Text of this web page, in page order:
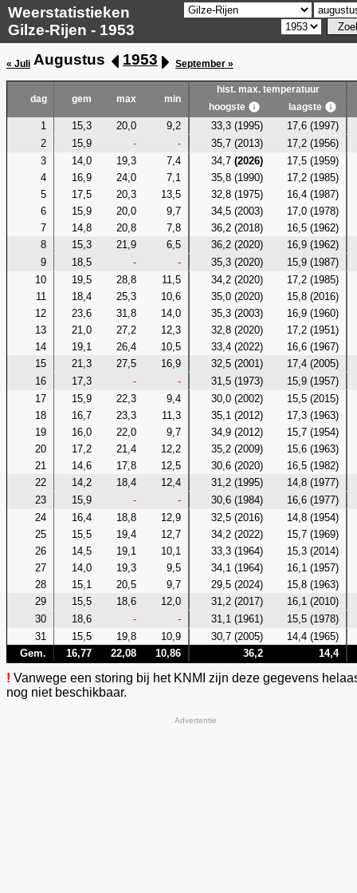
Weerstatistieken
Gilze-Rijen - 1953
« Juli Augustus 1953 September »
dag gem max min
hist. max. temperatuur
hoogste
laagste
1 15,3 20,0 9,2 33,3 (1995)
17,6 (1997)
2
15,9 - - 35,7 (2013)
17,2 (1956)
3
14,0 19,3 7,4 34,7(2026)
17,5 (1959)
4
16,9 24,0 7,1 35,8 (1990)
17,2 (1985)
5
17,5 20,3 13,5 32,8 (1975)
16,4 (1987)
6
15,9 20,0 9,7 34,5 (2003)
17,0 (1978)
7
14,8 20,8 7,8 36,2 (2018)
16,5 (1962)
8
15,3 21,9 6,5 36,2 (2020)
16,9 (1962)
9
18,5 - - 35,3 (2020)
15,9 (1987)
10
19,5 28,8 11,5 34,2 (2020)
17,2 (1985)
11
18,4 25,3 10,6 35,0 (2020)
15,8 (2016)
12
23,6 31,8 14,0 35,3 (2003)
16,9 (1960)
13
21,0 27,2 12,3 32,8 (2020)
17,2 (1951)
14
19,1 26,4 10,5 33,4 (2022)
16,6 (1967)
15
21,3 27,5 16,9 32,5 (2001)
17,4 (2005)
16
17,3 - - 31,5 (1973)
15,9 (1957)
17
15,9 22,3 9,4 30,0 (2002)
15,5 (2015)
18
16,7 23,3 11,3 35,1 (2012)
17,3 (1963)
19
16,0 22,0 9,7 34,9 (2012)
15,7 (1954)
20
17,2 21,4 12,2 35,2 (2009)
15,6 (1963)
21
14,6 17,8 12,5 30,6 (2020)
16,5 (1982)
22
14,2 18,4 12,4 31,2 (1995)
14,8 (1977)
23
15,9 - - 30,6 (1984)
16,6 (1977)
24
16,4 18,8 12,9 32,5 (2016)
14,8 (1954)
25
15,5 19,4 12,7 34,2 (2022)
15,7 (1969)
26
14,5 19,1 10,1 33,3 (1964)
15,3 (2014)
27
14,0 19,3 9,5 34,1 (1964)
16,1 (1957)
28
15,1 20,5 9,7 29,5 (2024)
15,8 (1963)
29
15,5 18,6 12,0 31,2 (2017)
16,1 (2010)
30
18,6 - - 31,1 (1961)
15,5 (1978)
31
15,5 19,8 10,9 30,7 (2005)
14,4 (1965)
Gem.
16,77 22,08 10,86 36,2 14,4
! Vanwege een storing bij het KNMI zijn deze gegevens
nog niet beschikbaar.
Advertentie